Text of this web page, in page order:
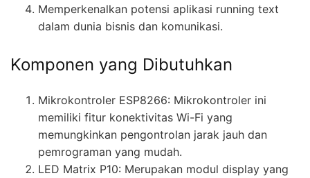
Memperkenalkan potensi aplikasi running text
dalam dunia bisnis dan komunikasi.
Komponen yang Dibutuhkan
Mikrokontroler ESP8266: Mikrokontroler ini
memiliki fitur konektivitas Wi-Fi yang
memungkinkan pengontrolan jarak jauh dan
pemrograman yang mudah.
LED Matrix P10: Merupakan modul display yang